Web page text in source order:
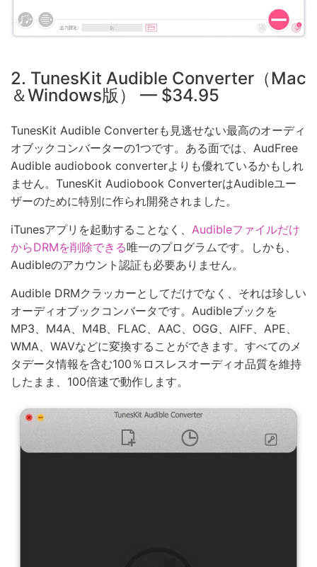
2. TunesKit Audible Converter（Mac
＆Windows版） — $34.95
TunesKit Audible Converterも見逃せない最高のオーディ
オブックコンバーターの1つです。ある面では、AudFree
Audible audiobook converterよりも優れているかもしれ
ません。TunesKit Audiobook ConverterはAudibleユー
ザーのために特別に作られ開発されました。
iTunesアプリを起動することなく、 Audibleファイルだけ
からDRMを削除できる唯一のプログラムです。しかも、
Audibleのアカウント認証も必要ありません。
Audible DRMクラッカーとしてだけでなく、それは珍しい
オーディオブックコンバータです。Audibleブックを
MP3、M4A、M4B、FLAC、AAC、OGG、AIFF、APE、
WMA、WAVなどに変換することができます。すべてのメ
タデータ情報を含む100％ロスレスオーディオ品質を維持
したまま、100倍速で動作します。